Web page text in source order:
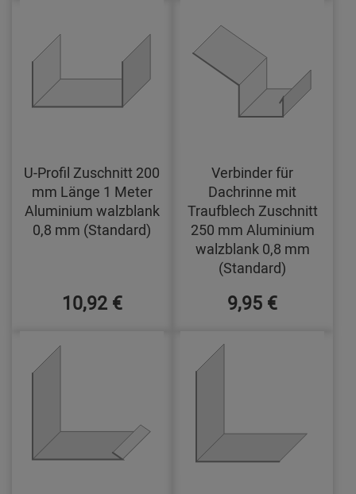
U-Profil Zuschnitt 200
mm Länge 1 Meter
Aluminium walzblank
0,8 mm (Standard)
10,92 €
Verbinder für
Dachrinne mit
Traufblech Zuschnitt
250 mm Aluminium
walzblank 0,8 mm
(Standard)
9,95 €